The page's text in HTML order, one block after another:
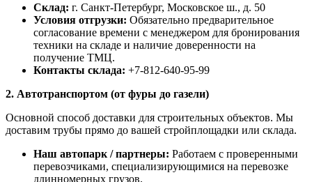
Склад: г. Санкт-Петербург, Московское ш., д. 50
Условия отгрузки: Обязательно предварительное
согласование времени с менеджером для бронирования
техники на складе и наличие доверенности на
получение ТМЦ.
Контакты склада: +7-812-640-95-99
2. Автотранспортом (от фуры до газели)
Основной способ доставки для строительных объектов. Мы
доставим трубы прямо до вашей стройплощадки или склада.
Наш автопарк / партнеры: Работаем с проверенными
перевозчиками, специализирующимися на перевозке
длинномерных грузов.